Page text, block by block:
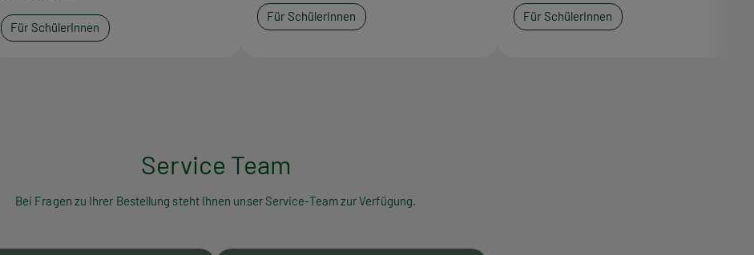
Für SchülerInnen
Für SchülerInnen Für SchülerInnen
Service Team
Bei Fragen zu Ihrer Bestellung steht Ihnen unser Service-Team zur Verfügung.